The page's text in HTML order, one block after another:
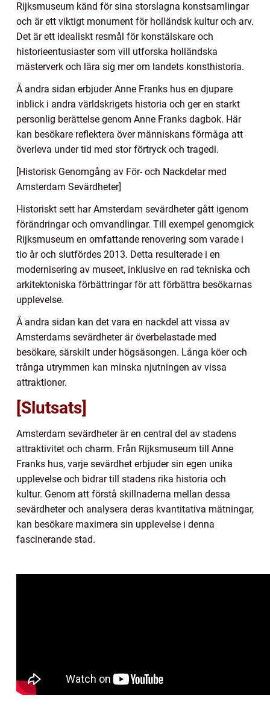
Rijksmuseum känd för sina storslagna konstsamlingar
och är ett viktigt monument för holländsk kultur och arv.
Det är ett idealiskt resmål för konstälskare och
historieentusiaster som vill utforska holländska
mästerverk och lära sig mer om landets konsthistoria.
Å andra sidan erbjuder Anne Franks hus en djupare
inblick i andra världskrigets historia och ger en starkt
personlig berättelse genom Anne Franks dagbok. Här
kan besökare reflektera över människans förmåga att
överleva under tid med stor förtryck och tragedi.
[Historisk Genomgång av För- och Nackdelar med
Amsterdam Sevärdheter]
Historiskt sett har Amsterdam sevärdheter gått igenom
förändringar och omvandlingar. Till exempel genomgick
Rijksmuseum en omfattande renovering som varade i
tio år och slutfördes 2013. Detta resulterade i en
modernisering av museet, inklusive en rad tekniska och
arkitektoniska förbättringar för att förbättra besökarnas
upplevelse.
Å andra sidan kan det vara en nackdel att vissa av
Amsterdams sevärdheter är överbelastade med
besökare, särskilt under högsäsongen. Långa köer och
trånga utrymmen kan minska njutningen av vissa
attraktioner.
[Slutsats]
Amsterdam sevärdheter är en central del av stadens
attraktivitet och charm. Från Rijksmuseum till Anne
Franks hus, varje sevärdhet erbjuder sin egen unika
upplevelse och bidrar till stadens rika historia och
kultur. Genom att förstå skillnaderna mellan dessa
sevärdheter och analysera deras kvantitativa mätningar,
kan besökare maximera sin upplevelse i denna
fascinerande stad.